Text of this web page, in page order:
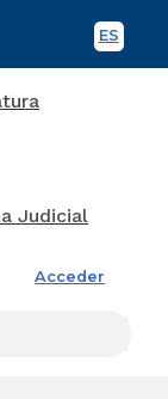
ES
Acceder